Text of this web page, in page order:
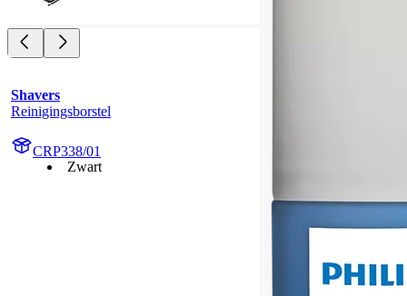
Shavers
Reinigingsborstel
CRP338/01
Zwart